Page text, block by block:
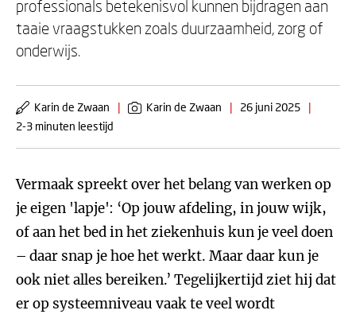
professionals betekenisvol kunnen bijdragen aan
taaie vraagstukken zoals duurzaamheid, zorg of
onderwijs.
Karin de Zwaan | Karin de Zwaan | 26 juni 2025
|
2-3 minuten leestijd
Vermaak spreekt over het belang van werken op
je eigen 'lapje': ‘Op jouw afdeling, in jouw wijk,
of aan het bed in het ziekenhuis kun je veel doen
– daar snap je hoe het werkt. Maar daar kun je
ook niet alles bereiken.’ Tegelijkertijd ziet hij dat
er op systeemniveau vaak te veel wordt